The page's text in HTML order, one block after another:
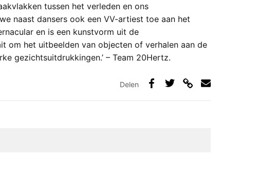
tussen het verleden en ons
naast dansers ook een VV-artiest toe aan het
en is een kunstvorm uit de
om het uitbeelden van objecten of verhalen aan de
gezichtsuitdrukkingen.’ – Team 20Hertz.
Delen